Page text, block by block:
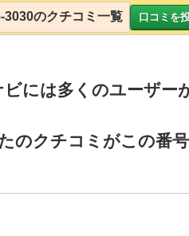
3030のクチコミ一覧 口コミを
ビには多くのユーザー
のクチコミがこの番